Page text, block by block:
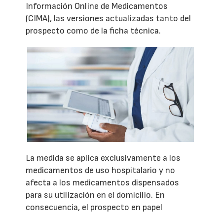
Información Online de Medicamentos
(CIMA), las versiones actualizadas tanto del
prospecto como de la ficha técnica.
La medida se aplica exclusivamente a los
medicamentos de uso hospitalario y no
afecta a los medicamentos dispensados
para su utilización en el domicilio. En
consecuencia, el prospecto en papel